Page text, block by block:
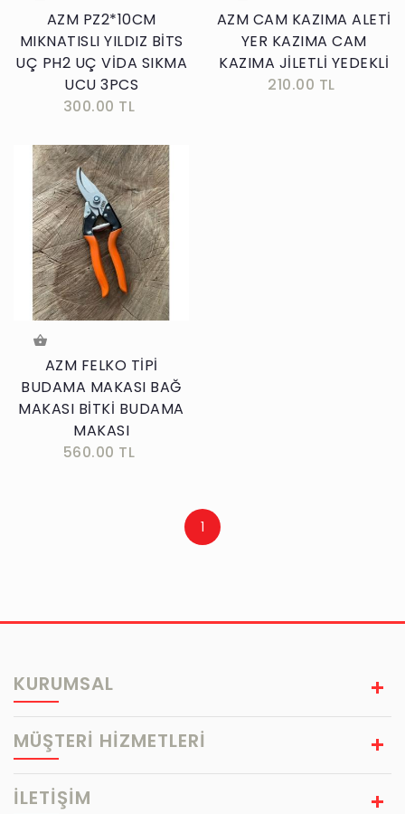
AZM PZ2*10CM
MIKNATISLI YILDIZ BİTS
UÇ PH2 UÇ VİDA SIKMA
UCU 3PCS
300.00 TL
AZM CAM KAZIMA ALETİ
YER KAZIMA CAM
KAZIMA JİLETLİ YEDEKLİ
210.00 TL
AZM FELKO TİPİ
BUDAMA MAKASI BAĞ
MAKASI BİTKİ BUDAMA
MAKASI
560.00 TL
1
KURUMSAL
MÜŞTERİ HİZMETLERİ
İLETİŞİM